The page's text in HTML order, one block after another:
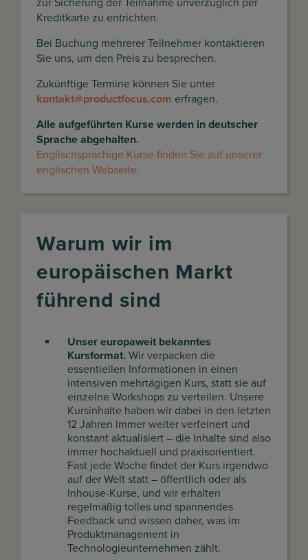
zur Sicherung der Teilnahme unverzüglich per
Kreditkarte zu entrichten.
Bei Buchung mehrerer Teilnehmer kontaktieren
Sie uns, um den Preis zu besprechen.
Zukünftige Termine können Sie unter
kontakt@productfocus.com erfragen.
Alle aufgeführten Kurse werden in deutscher
Sprache abgehalten.
Englischsprachige Kurse finden Sie auf unserer
englischen Webseite.
Warum wir im
europäischen Markt
führend sind
Unser europaweit bekanntes
Kursformat. Wir verpacken die
essentiellen Informationen in einen
intensiven mehrtägigen Kurs, statt sie auf
einzelne Workshops zu verteilen. Unsere
Kursinhalte haben wir dabei in den letzten
12 Jahren immer weiter verfeinert und
konstant aktualisiert – die Inhalte sind also
immer hochaktuell und praxisorientiert.
Fast jede Woche findet der Kurs irgendwo
auf der Welt statt – öffentlich oder als
Inhouse-Kurse, und wir erhalten
regelmäßig tolles und spannendes
Feedback und wissen daher, was im
Produktmanagement in
Technologieunternehmen zählt.